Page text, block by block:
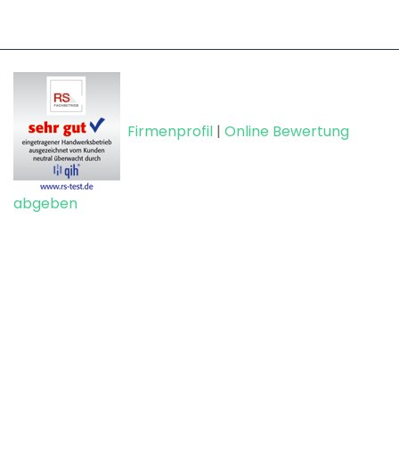
Firmenprofil | Online Bewertung
abgeben